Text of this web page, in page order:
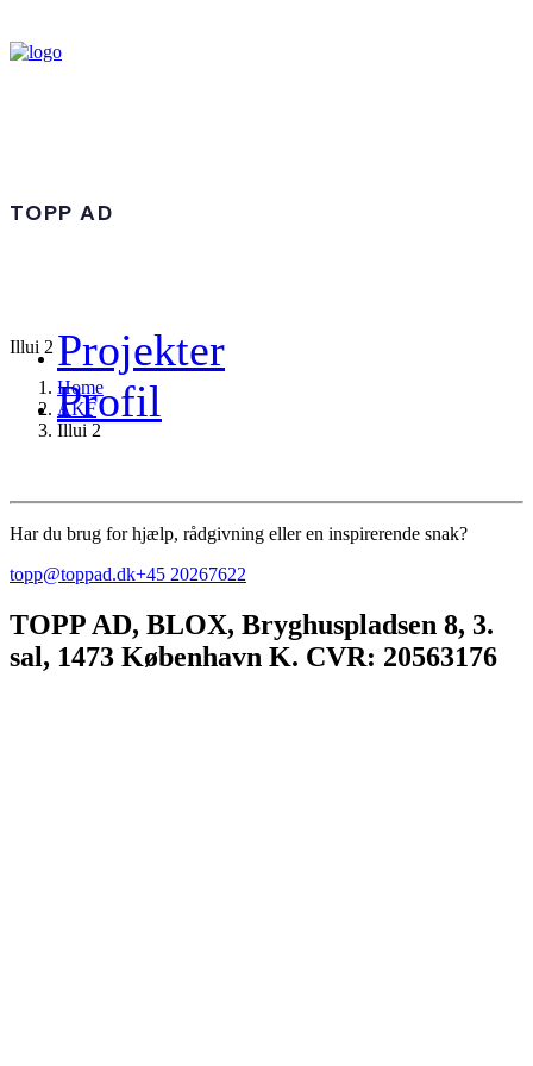
Projekter
Profil
TOPP AD
Illui 2
Home
AKF
Illui 2
Har du brug for hjælp, rådgivning eller en inspirerende snak?
topp@toppad.dk+45 20267622
TOPP AD, BLOX, Bryghuspladsen 8, 3.
sal, 1473 København K. CVR: 20563176